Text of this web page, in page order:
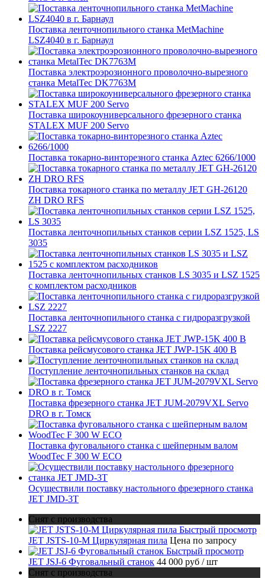
Поставка ленточнопильного станка MetMachine
LSZ4040 в г. Барнаул
Поставка электроэрозионного проволочно-вырезного
станка MetalTec DK7763M
Поставка широкоуниверсального фрезерного станка
STALEX MUF 200 Servo
Поставка токарно-винторезного станка Aztec 6266/1000
Поставка токарного станка по металлу JET GH-26120
ZH DRO RFS
Поставка ленточнопильных станков серии LSZ 1525, LS
3035
Поставка ленточнопильных станков LS 3035 и LSZ 1525
с комплектом расходников
Поставка ленточнопильного станка c гидроразгрузкой
LSZ 2227
Поставка рейсмусового станка JET JWP-15K 400 В
Поступление ленточнопильных станков на склад
Поставка фрезерного станка JET JUM-2079VXL Servo
DRO в г. Томск
Поставка фуговального станка с шейперным валом
WoodTec F 300 W ECO
Осуществили поставку настольного фрезерного станка
JET JMD-3T
Снят с производства
Быстрый просмотр
JET JSTS-10-M Циркулярная пила Цена по запросу
Быстрый просмотр
JET JSJ-6 Фуговальный станок 44 000 руб / шт
Снят с производства